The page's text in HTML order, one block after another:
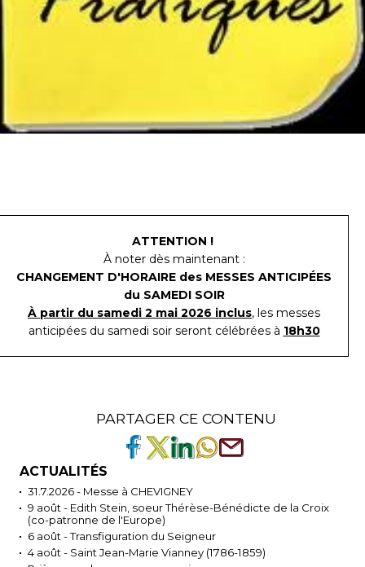
ATTENTION !
À noter dès maintenant :
CHANGEMENT D'HORAIRE des MESSES ANTICIPÉES
du SAMEDI SOIR
À partir du samedi 2 mai 2026 inclus, les messes
anticipées du samedi soir seront célébrées à 18h30
PARTAGER CE CONTENU
ACTUALITÉS
31.7.2026 - Messe à CHEVIGNEY
9 août - Edith Stein, soeur Thérèse-Bénédicte de la Croix
(co-patronne de l'Europe)
6 août - Transfiguration du Seigneur
4 août - Saint Jean-Marie Vianney (1786-1859)